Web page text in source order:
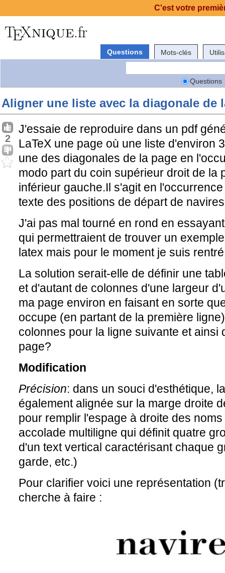
Questions Mots-clés
Questions
Aligner une liste avec la diagonale de
2
J'essaie de reproduire dans un pdf
LaTeX une page où une liste d'environ
une des diagonales de la page en
modo part du coin supérieur droit de la
inférieur gauche.Il s'agit en
texte des positions de départ de
J'ai pas mal tourné en rond en
qui permettraient de trouver un
latex mais pour le moment je suis
La solution serait-elle de définir une
et d'autant de colonnes d'une largeur
ma page environ en faisant en sorte
occupe (en partant de la première
colonnes pour la ligne suivante et ainsi
page?
Modification
Précision: dans un souci d'esthétique,
également alignée sur la marge droite
pour remplir l'espage à droite des
accolade multiligne qui définit quatre
d'un text vertical caractérisant chaque
garde, etc.)
Pour clarifier voici une représentation
cherche à faire :
C'est votre